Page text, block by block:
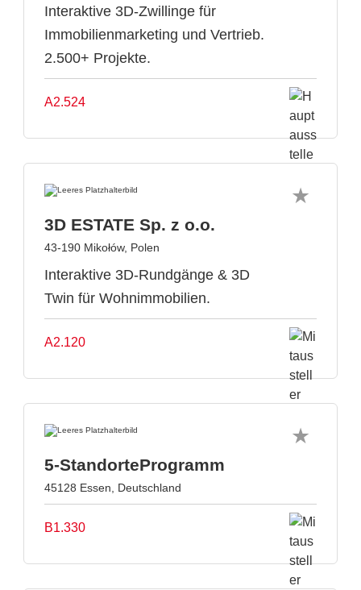
Interaktive 3D-Zwillinge für
Immobilienmarketing und Vertrieb.
2.500+ Projekte.
A2.524
3D ESTATE Sp. z o.o.
43-190 Mikołów, Polen
Interaktive 3D-Rundgänge & 3D
Twin für Wohnimmobilien.
A2.120
5-StandorteProgramm
45128 Essen, Deutschland
B1.330